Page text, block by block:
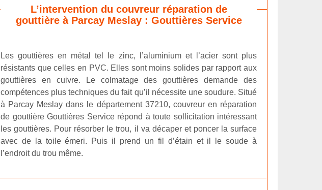
L’intervention du couvreur réparation de
gouttière à Parcay Meslay : Gouttières Service
Les gouttières en métal tel le zinc, l’aluminium et l’acier sont plus
résistants que celles en PVC. Elles sont moins solides par rapport aux
gouttières en cuivre. Le colmatage des gouttières demande des
compétences plus techniques du fait qu’il nécessite une soudure. Situé
à Parcay Meslay dans le département 37210, couvreur en réparation
de gouttière Gouttières Service répond à toute sollicitation intéressant
les gouttières. Pour résorber le trou, il va décaper et poncer la surface
avec de la toile émeri. Puis il prend un fil d’étain et il le soude à
l’endroit du trou même.